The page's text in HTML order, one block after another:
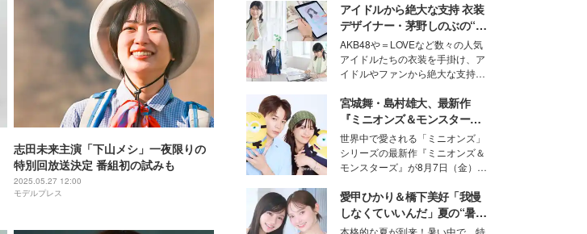
志田未来主演「下山メシ」一夜限りの
特別回放送決定 番組初の試みも
2025.05.27 12:00
モデルプレス
ションの完成度を高めるベースと
して、“髪そのものの美しさ”に改
めて注目する人が増えている様
子。今回は、そんな憧れの艶やか
な髪を日常で叶える、美容好きの
女性たちのヘアケア事情を紹介し
ます。
アイドルから絶大な支持 衣装
デザイナー・茅野しのぶの“可
愛い”を作る美学＜「シチズン
クロスシー」インタビュー＞
AKB48や＝LOVEなど数々の人気
アイドルたちの衣装を手掛け、ア
イドルやファンから絶大な支持を
取締役兼クリエイティブディレク
ター・茅野しのぶ。一人ひとりの
個性に寄り添い、魅力を引き出す
衣装作りは、多くの女性たちに勇
気と自信を与え続けている。
宮城舞・島村雄大、最新作
『ミニオンズ＆モンスター
ズ』の魅力熱弁 ハチャメチャ
だけじゃない“友情と絆”に感
動
世界中で愛される「ミニオンズ」
シリーズの最新作『ミニオンズ＆
モンスターズ』が8月7日（金）に
ニオン好き”という共通点を持つモ
デルの宮城舞と島村雄大の特別対
談をお届け！それぞれの視点か
愛甲ひかり＆橋下美好「我慢
しなくていいんだ」夏の“暑さ
対策”の新しい選択肢とは？
本格的な夏が到来！暑い中で、特